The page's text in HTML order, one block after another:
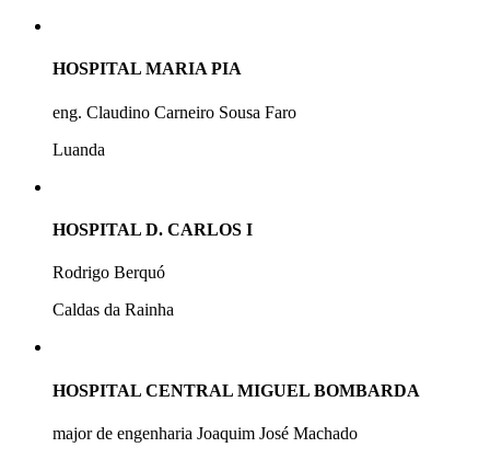
HOSPITAL MARIA PIA
eng. Claudino Carneiro Sousa Faro
Luanda
HOSPITAL D. CARLOS I
Rodrigo Berquó
Caldas da Rainha
HOSPITAL CENTRAL MIGUEL BOMBARDA
major de engenharia Joaquim José Machado